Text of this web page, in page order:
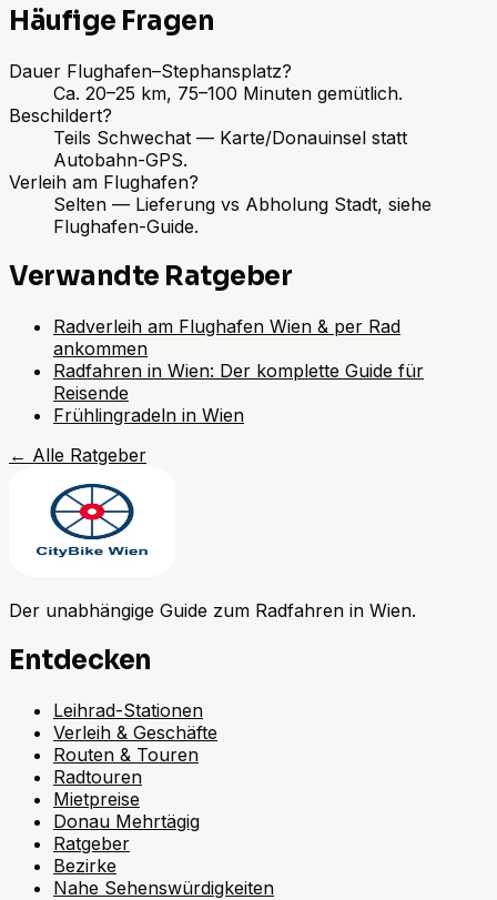
Häufige Fragen
Dauer Flughafen–Stephansplatz?
Ca. 20–25 km, 75–100 Minuten gemütlich.
Beschildert?
Teils Schwechat — Karte/Donauinsel statt
Autobahn-GPS.
Verleih am Flughafen?
Selten — Lieferung vs Abholung Stadt, siehe
Flughafen-Guide.
Verwandte Ratgeber
Radverleih am Flughafen Wien & per Rad
ankommen
Radfahren in Wien: Der komplette Guide für
Reisende
Frühlingradeln in Wien
← Alle Ratgeber
Der unabhängige Guide zum Radfahren in Wien.
Entdecken
Leihrad-Stationen
Verleih & Geschäfte
Routen & Touren
Radtouren
Mietpreise
Donau Mehrtägig
Ratgeber
Bezirke
Nahe Sehenswürdigkeiten